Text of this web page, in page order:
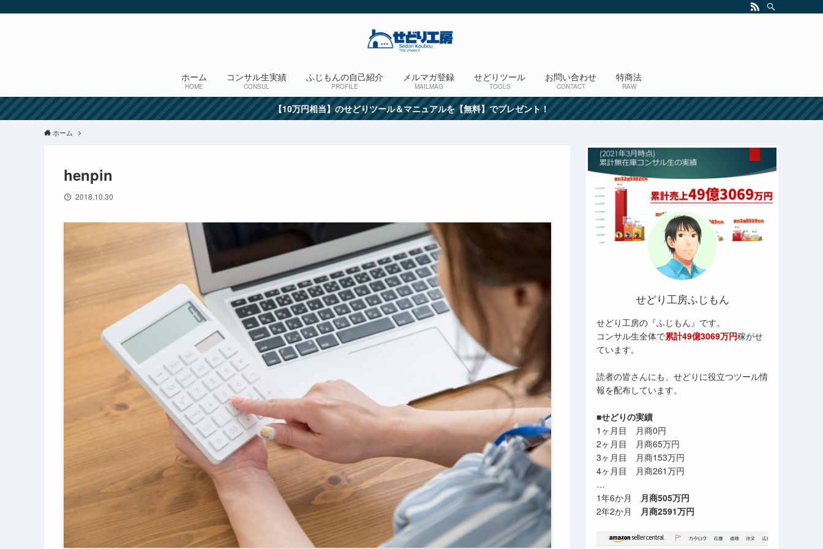
ホーム
HOME
コンサル生実績
CONSUL
ふじもんの自己紹介
PROFILE
メルマガ登録
MAILMAG
せどりツール
TOOLS
お問い合わせ
CONTACT
特商法
RAW
【10万円相当】のせどりツール＆マニュアルを【無料】でプレゼント！
ホーム
henpin
2018.10.30
せどり工房ふじもん
せどり工房の『ふじもん』です。
コンサル生全体で累計49億3069万円稼がせ
ています。
読者の皆さんにも、せどりに役立つツール情
報を配布しています。
■せどりの実績
1ヶ月目 月商0円
2ヶ月目 月商65万円
3ヶ月目 月商153万円
4ヶ月目 月商261万円
…
1年6か月 月商505万円
2年2か月 月商2591万円